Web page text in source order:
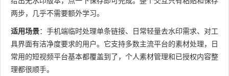
两步，几乎不需要额外学习。
适用场景：手机端临时处理单条链接、日常轻量去水印需求、对工
具界面有洁净度要求的用户。它支持多数主流平台的素材处理，日
常用的短视频平台基本都覆盖到了，个人素材管理和已授权内容整
理都很顺手。